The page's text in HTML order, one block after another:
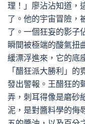
理！」廖沾沾知道，
了。他的宇宙冒險，
了。一個狂妄的影子
瞬間被極端的酸氣扭
緩漂浮進來，它的底
「醋狂派大勝利」
發出警報。王醋狂的
弄，刺耳得像是磨砂
泥，是對醬料學的侮